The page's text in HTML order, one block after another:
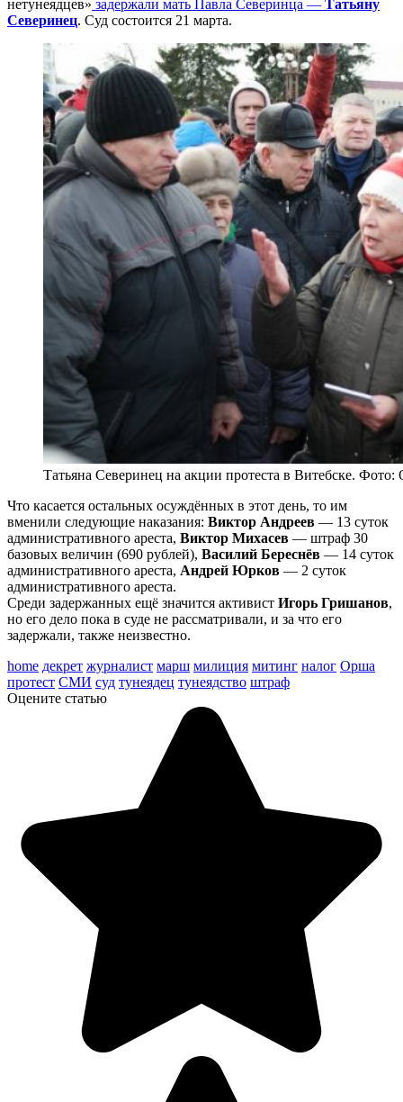
нетунеядцев» задержали мать Павла Северинца — Татьяну
Северинец. Суд состоится 21 марта.
Татьяна Северинец на акции протеста в Витебске. Фото:
Что касается остальных осуждённых в этот день, то им
вменили следующие наказания: Виктор Андреев — 13 суток
административного ареста, Виктор Михасев — штраф 30
базовых величин (690 рублей), Василий Береснёв — 14 суток
административного ареста, Андрей Юрков — 2 суток
административного ареста.
Среди задержанных ещё значится активист Игорь Гришанов,
но его дело пока в суде не рассматривали, и за что его
задержали, также неизвестно.
home декрет журналист марш милиция митинг налог Орша
протест СМИ суд тунеядец тунеядство штраф
Оцените статью